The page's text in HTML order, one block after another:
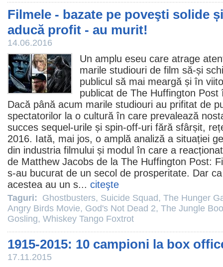
Filmele - bazate pe poveşti solide
aducă profit - au murit!
14.06.2016
Un amplu eseu care atrage
marile studiouri de film să-și
publicul să mai meargă și în
publicat de The Huffington
Dacă până acum marile studiouri au prifitat de
spectatorilor la o cultură în care prevalează
succes sequel-urile și spin-off-uri fără sfârșit,
2016. Iată, mai jos, o amplă analiză a situației
din industria filmului și modul în care a
de Matthew Jacobs de la The Huffington Post:
s-au bucurat de un secol de prosperitate. Dar
acestea au un s... citeşte
Taguri: Ghostbusters, Suicide Squad, The Hunger
Angry Birds Movie, God's Not Dead 2, The Jungle
Gosling, Whiskey Tango Foxtrot
1915-2015: 10 campioni la box
17.11.2015